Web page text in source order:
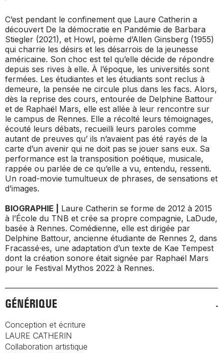
C’est pendant le confinement que Laure Catherin a
découvert De la démocratie en Pandémie de Barbara
Stiegler (2021), et Howl, poème d’Allen Ginsberg (1955)
qui charrie les désirs et les désarrois de la jeunesse
américaine. Son choc est tel qu’elle décide de répondre
depuis ses rives à elle. À l’époque, les universités sont
fermées. Les étudiantes et les étudiants sont reclus à
demeure, la pensée ne circule plus dans les facs. Alors,
dès la reprise des cours, entourée de Delphine Battour
et de Raphaël Mars, elle est allée à leur rencontre sur
le campus de Rennes. Elle a récolté leurs témoignages,
écouté leurs débats, recueilli leurs paroles comme
autant de preuves qu’ ils n’avaient pas été rayés de la
carte d’un avenir qui ne doit pas se jouer sans eux. Sa
performance est la transposition poétique, musicale,
rappée ou parlée de ce qu’elle a vu, entendu, ressenti.
Un road-movie tumultueux de phrases, de sensations et
d’images.
BIOGRAPHIE |
Laure Catherin se forme de 2012 à 2015
à l’École du TNB et crée sa propre compagnie, LaDude,
basée à Rennes. Comédienne, elle est dirigée par
Delphine Battour, ancienne étudiante de Rennes 2, dans
Fracassé·es, une adaptation d’un texte de Kae Tempest
dont la création sonore était signée par Raphaël Mars
pour le Festival Mythos 2022 à Rennes.
GÉNÉRIQUE
Conception et écriture
LAURE CATHERIN
Collaboration artistique